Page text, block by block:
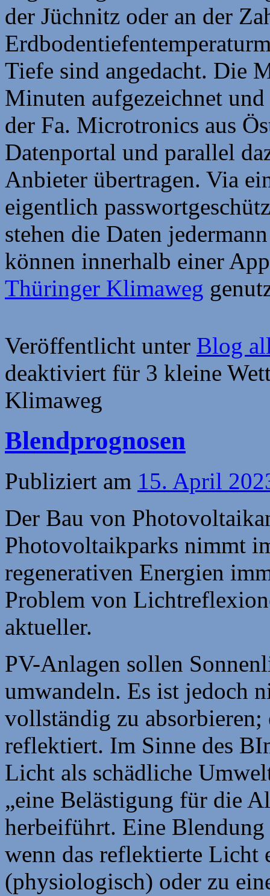
der Jüchnitz oder an der
Tiefe sind angedacht. Die
Minuten aufgezeichnet
der Fa. Microtronics aus
Datenportal und parallel
Anbieter übertragen. Via
eigentlich
stehen die Daten
können innerhalb einer
Thüringer Klimaweg
Veröffentlicht unter Blog
deaktiviert für 3 kleine
Klimaweg
Blendprognosen
Publiziert am 15. April
Der Bau von
Photovoltaikparks nimmt
regenerativen Energien
Problem von
aktueller.
PV-Anlagen sollen
umwandeln. Es ist jedoch
vollständig zu
reflektiert. Im Sinne des
Licht als schädliche
„eine Belästigung für die
herbeiführt. Eine
wenn das reflektierte Licht
(physiologisch) oder zu